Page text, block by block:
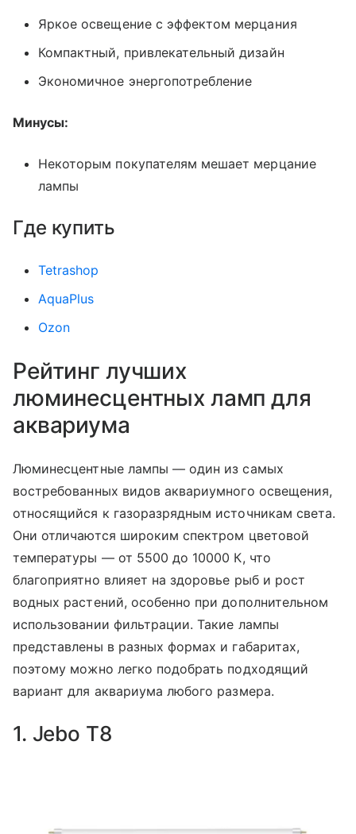
Яркое освещение с эффектом мерцания
Компактный, привлекательный дизайн
Экономичное энергопотребление
Минусы:
Некоторым покупателям мешает мерцание
лампы
Где купить
Tetrashop
AquaPlus
Ozon
Рейтинг лучших
люминесцентных ламп для
аквариума
Люминесцентные лампы — один из самых
востребованных видов аквариумного освещения,
относящийся к газоразрядным источникам света.
Они отличаются широким спектром цветовой
температуры — от 5500 до 10000 К, что
благоприятно влияет на здоровье рыб и рост
водных растений, особенно при дополнительном
использовании фильтрации. Такие лампы
представлены в разных формах и габаритах,
поэтому можно легко подобрать подходящий
вариант для аквариума любого размера.
1. Jebo T8